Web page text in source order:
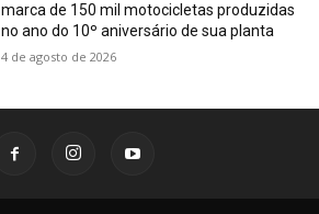
marca de 150 mil motocicletas produzidas
no ano do 10º aniversário de sua planta
4 de agosto de 2026